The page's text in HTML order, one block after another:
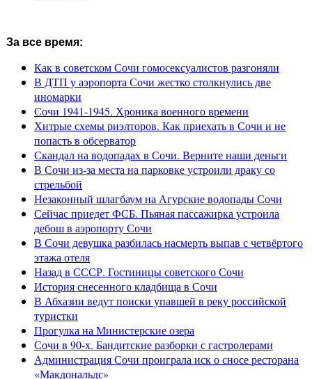
За все время:
Как в советском Сочи гомосексуалистов разгоняли
В ДТП у аэропорта Сочи жестко столкнулись две
иномарки
Сочи 1941-1945. Хроника военного времени
Хитрые схемы риэлторов. Как приехать в Сочи и не
попасть в обсерватор
Скандал на водопадах в Сочи. Верните наши деньги
В Сочи из-за места на парковке устроили драку со
стрельбой
Незаконный шлагбаум на Агурские водопады Сочи
Сейчас приедет ФСБ. Пьяная пассажирка устроила
дебош в аэропорту Сочи
В Сочи девушка разбилась насмерть выпав с четвёртого
этажа отеля
Назад в СССР. Гостиницы советского Сочи
История снесенного кладбища в Сочи
В Абхазии ведут поиски упавшей в реку российской
туристки
Прогулка на Министерские озера
Сочи в 90-х. Бандитские разборки с гастролерами
Администрация Сочи проиграла иск о сносе ресторана
«Макдональдс»